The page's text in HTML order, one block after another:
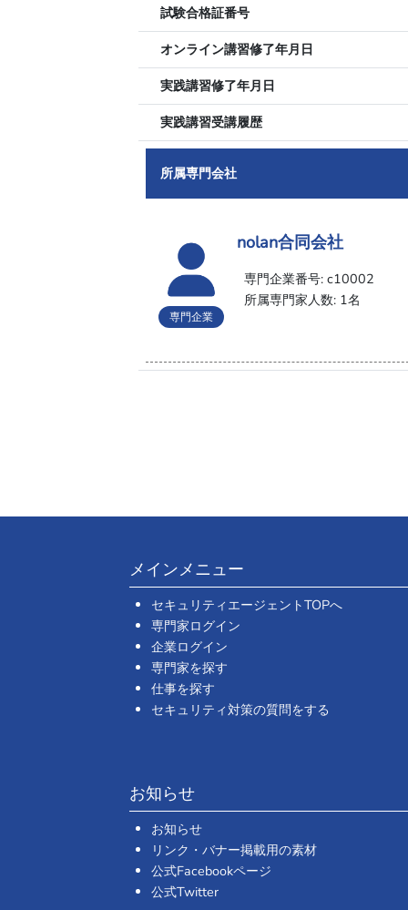
試験合格証番号
オンライン講習修了年月日
実践講習修了年月日
実践講習受講履歴
所属専門会社
専門企業
nolan合同会社
専門企業番号: c10002
所属専門家人数: 1名
メインメニュー
セキュリティエージェントTOPへ
専門家ログイン
企業ログイン
専門家を探す
仕事を探す
セキュリティ対策の質問をする
お知らせ
お知らせ
リンク・バナー掲載用の素材
公式Facebookページ
公式Twitter